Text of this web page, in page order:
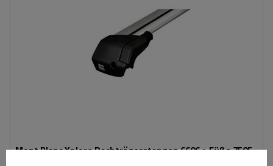
Mont Blanc Xplore Dachträgerstangen 6606 + Füße 7505